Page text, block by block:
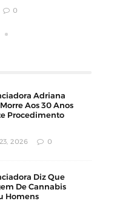
July 31, 2026
Adriana
Aos 30 Anos
Procedimento
2026 0
Diz Que
De Cannabis
Homens